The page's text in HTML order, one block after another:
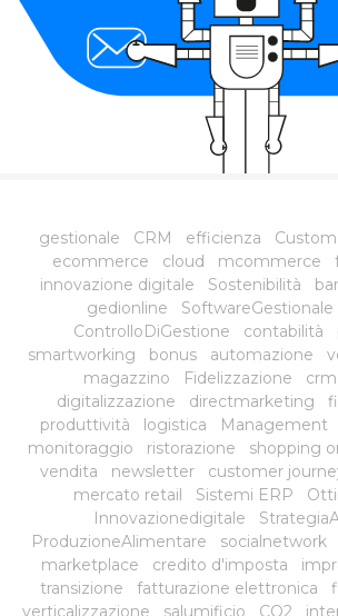
gestionale CRM efficienza
ecommerce
cloud mcommerce
innovazione digitale
Sostenibilità
gedionline
SoftwareGestionale
ControlloDiGestione
contabilità
smartworking
bonus automazione
magazzino
Fidelizzazione
digitalizzazione
directmarketing
produttività
logistica Management
monitoraggio
ristorazione shopping
vendita
newsletter customer
mercato retail
Sistemi ERP
Innovazionedigitale
ProduzioneAlimentare
socialnetwork
marketplace
credito d'imposta
transizione
fatturazione elettronica
verticalizzazione
salumificio CO2